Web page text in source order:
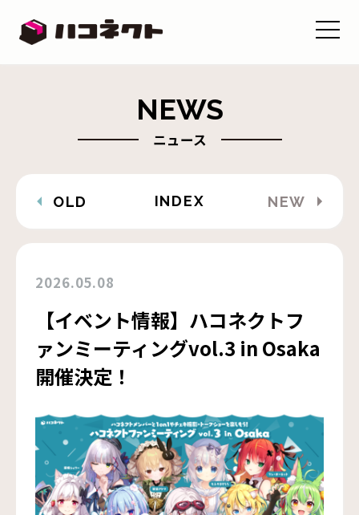
NEWS
ニュース
OLD INDEX NEW
2026.05.08
【イベント情報】ハコネクトフ
ァンミーティングvol.3 in Osaka
開催決定！